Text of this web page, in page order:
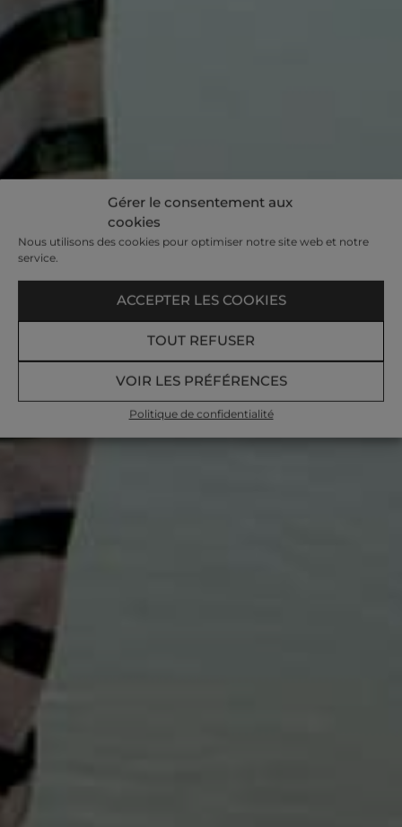
Gérer le consentement aux
cookies
Nous utilisons des cookies pour optimiser notre site web et notre
service.
ACCEPTER LES COOKIES
TOUT REFUSER
VOIR LES PRÉFÉRENCES
Politique de confidentialité